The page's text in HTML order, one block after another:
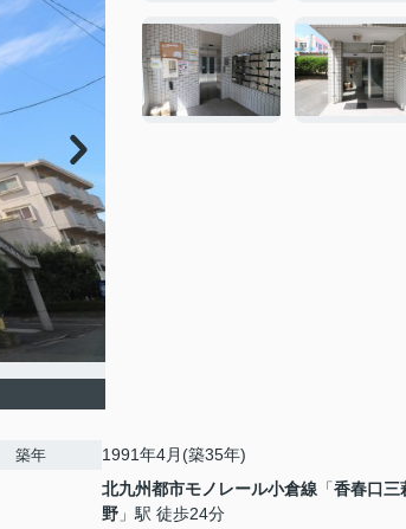
築年
1991年4月(築35年)
北九州都市モノレール小倉線 「香春口三
野 」駅 徒歩24分